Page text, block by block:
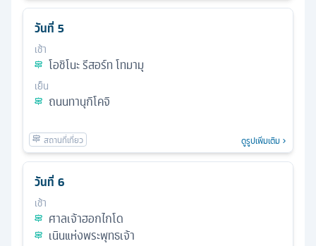
วันที่ 5
เช้า
โอชิโนะ รีสอร์ท โทมามุ
เย็น
ถนนทานุกิโคจิ
ดูรูปเพิ่มเติม
วันที่ 6
เช้า
ศาลเจ้าฮอกไกโด
เนินแห่งพระพุทธเจ้า